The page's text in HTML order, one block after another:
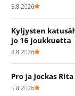
5.8.2026
Kyljysten
jo 16 joukkuetta
4.8.2026
Pro ja Jockas
5.8.2026